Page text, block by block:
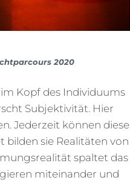
2020
Kopf des Individuums
Subjektivität. Hier
Jederzeit können diese
bilden sie Realitäten von
spaltet das
miteinander und